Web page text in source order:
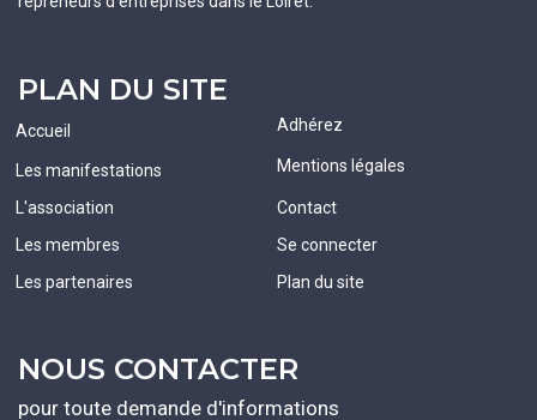
PLAN DU SITE
Accueil
Les manifestations
L'association
Les membres
Les partenaires
Adhérez
Mentions légales
Contact
Se connecter
Plan du site
NOUS CONTACTER
pour toute demande d'informations